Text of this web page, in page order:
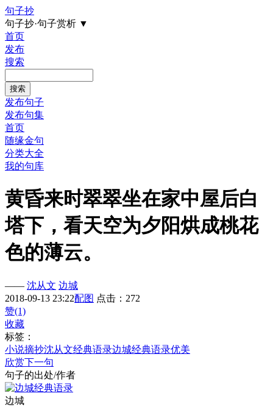
句子抄
句子抄·句子赏析 ▼
首页
发布
搜索
发布句子
发布句集
首页
随缘金句
分类大全
我的句库
黄昏来时翠翠坐在家中屋后白
塔下，看天空为夕阳烘成桃花
色的薄云。
—— 沈从文 边城
2018-09-13 23:22配图 点击：272
赞(1)
收藏
标签：
小说摘抄沈从文经典语录边城经典语录优美
欣赏下一句
句子的出处/作者
边城